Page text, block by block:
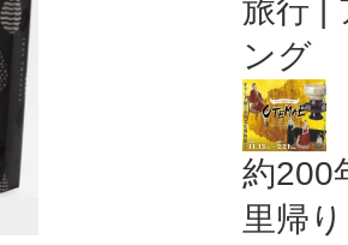
旅行 |
ング
約200
里帰